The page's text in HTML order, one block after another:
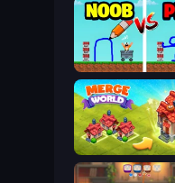
Merge World